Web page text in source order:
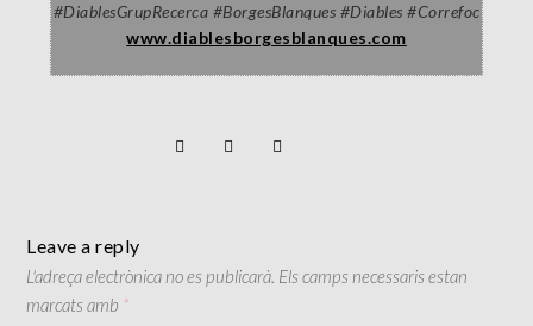
#DiablesGrupRecerca #BorgesBlanques #Diables #Correfoc
www.diablesborgesblanques.com
Leave a reply
L'adreça electrònica no es publicarà. Els camps necessaris estan
marcats amb *